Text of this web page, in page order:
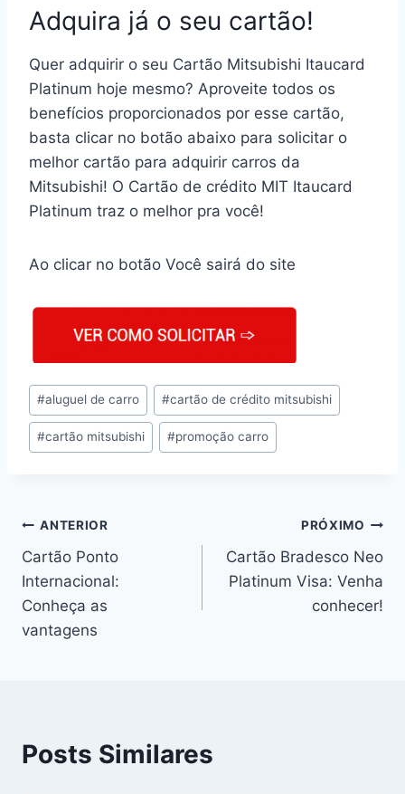
Adquira já o seu cartão!
Quer adquirir o seu Cartão Mitsubishi Itaucard
Platinum hoje mesmo? Aproveite todos os
benefícios proporcionados por esse cartão,
basta clicar no botão abaixo para solicitar o
melhor cartão para adquirir carros da
Mitsubishi! O Cartão de crédito MIT Itaucard
Platinum traz o melhor pra você!
Ao clicar no botão Você sairá do site
#aluguel de carro #cartão de crédito mitsubishi
#cartão mitsubishi #promoção carro
ANTERIOR
Cartão Ponto
Internacional:
Conheça as
vantagens
PRÓXIMO
Cartão Bradesco Neo
Platinum Visa: Venha
conhecer!
Posts Similares